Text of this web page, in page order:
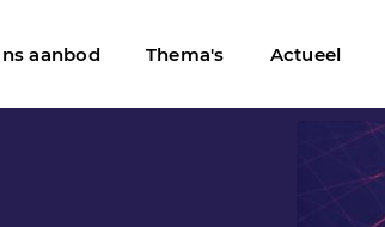
aanbod Thema's Actueel